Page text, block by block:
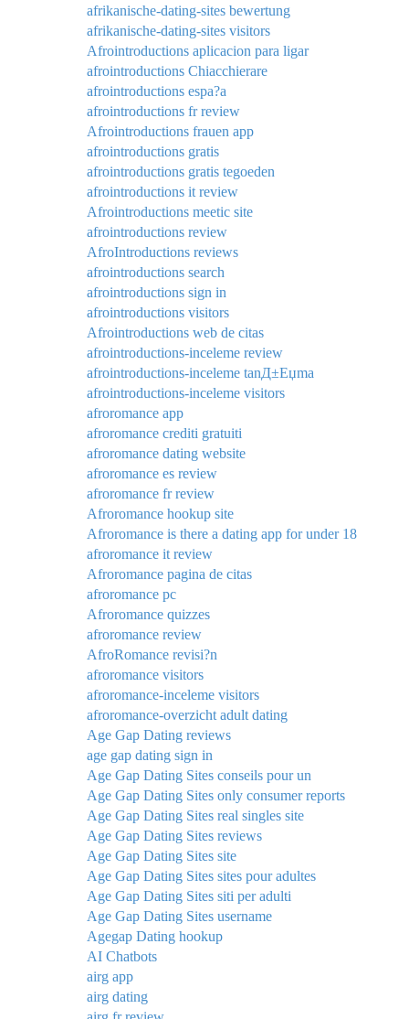
afrikanische-dating-sites bewertung
afrikanische-dating-sites visitors
Afrointroductions aplicacion para ligar
afrointroductions Chiacchierare
afrointroductions espa?a
afrointroductions fr review
Afrointroductions frauen app
afrointroductions gratis
afrointroductions gratis tegoeden
afrointroductions it review
Afrointroductions meetic site
afrointroductions review
AfroIntroductions reviews
afrointroductions search
afrointroductions sign in
afrointroductions visitors
Afrointroductions web de citas
afrointroductions-inceleme review
afrointroductions-inceleme tanД±Еџma
afrointroductions-inceleme visitors
afroromance app
afroromance crediti gratuiti
afroromance dating website
afroromance es review
afroromance fr review
Afroromance hookup site
Afroromance is there a dating app for under 18
afroromance it review
Afroromance pagina de citas
afroromance pc
Afroromance quizzes
afroromance review
AfroRomance revisi?n
afroromance visitors
afroromance-inceleme visitors
afroromance-overzicht adult dating
Age Gap Dating reviews
age gap dating sign in
Age Gap Dating Sites conseils pour un
Age Gap Dating Sites only consumer reports
Age Gap Dating Sites real singles site
Age Gap Dating Sites reviews
Age Gap Dating Sites site
Age Gap Dating Sites sites pour adultes
Age Gap Dating Sites siti per adulti
Age Gap Dating Sites username
Agegap Dating hookup
AI Chatbots
airg app
airg dating